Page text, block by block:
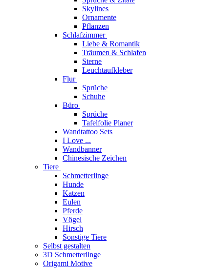
Skylines
Ornamente
Pflanzen
Schlafzimmer
Liebe & Romantik
Träumen & Schlafen
Sterne
Leuchtaufkleber
Flur
Sprüche
Schuhe
Büro
Sprüche
Tafelfolie Planer
Wandtattoo Sets
I Love ...
Wandbanner
Chinesische Zeichen
Tiere
Schmetterlinge
Hunde
Katzen
Eulen
Pferde
Vögel
Hirsch
Sonstige Tiere
Selbst gestalten
3D Schmetterlinge
Origami Motive